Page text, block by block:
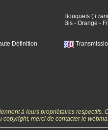
Bouquets (
Bis - Orange -
Définition
à leurs propriétaires respectifs.
merci de contacter le